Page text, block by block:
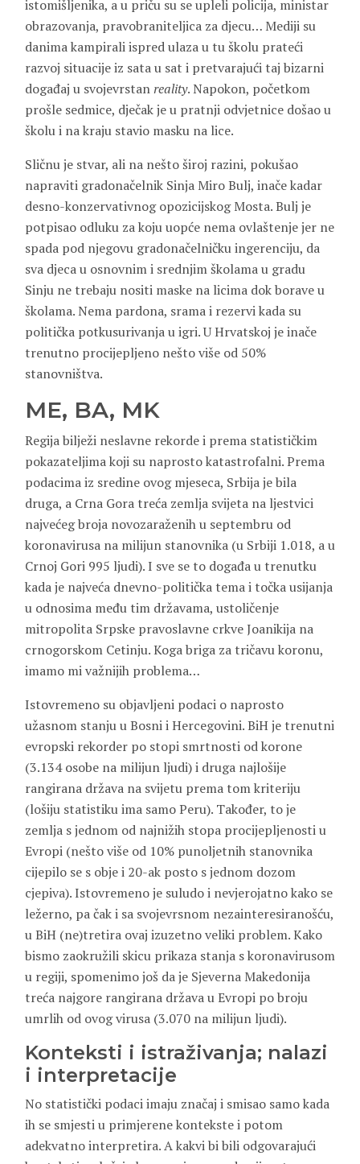
istomišljenika, a u priču su se upleli policija, ministar
obrazovanja, pravobraniteljica za djecu… Mediji su
danima kampirali ispred ulaza u tu školu prateći
razvoj situacije iz sata u sat i pretvarajući taj bizarni
događaj u svojevrstanreality. Napokon, početkom
prošle sedmice, dječak je u pratnji odvjetnice došao u
školu i na kraju stavio masku na lice.
Sličnu je stvar, ali na nešto široj razini, pokušao
napraviti gradonačelnik Sinja Miro Bulj, inače kadar
desno-konzervativnog opozicijskog Mosta. Bulj je
potpisao odluku za koju uopće nema ovlaštenje jer ne
spada pod njegovu gradonačelničku ingerenciju, da
sva djeca u osnovnim i srednjim školama u gradu
Sinju ne trebaju nositi maske na licima dok borave u
školama. Nema pardona, srama i rezervi kada su
politička potkusurivanja u igri. U Hrvatskoj je inače
trenutno procijepljeno nešto više od 50%
stanovništva.
ME, BA, MK
Regija bilježi neslavne rekorde i prema statističkim
pokazateljima koji su naprosto katastrofalni. Prema
podacima iz sredine ovog mjeseca, Srbija je bila
druga, a Crna Gora treća zemlja svijeta na ljestvici
najvećeg broja novozaraženih u septembru od
koronavirusa na milijun stanovnika (u Srbiji 1.018, a u
Crnoj Gori 995 ljudi). I sve se to događa u trenutku
kada je najveća dnevno-politička tema i točka usijanja
u odnosima među tim državama, ustoličenje
mitropolita Srpske pravoslavne crkve Joanikija na
crnogorskom Cetinju. Koga briga za tričavu koronu,
imamo mi važnijih problema…
Istovremeno su objavljeni podaci o naprosto
užasnom stanju u Bosni i Hercegovini. BiH je trenutni
evropski rekorder po stopi smrtnosti od korone
(3.134 osobe na milijun ljudi) i druga najlošije
rangirana država na svijetu prema tom kriteriju
(lošiju statistiku ima samo Peru). Također, to je
zemlja s jednom od najnižih stopa procijepljenosti u
Evropi (nešto više od 10% punoljetnih stanovnika
cijepilo se s obje i 20-ak posto s jednom dozom
cjepiva). Istovremeno je suludo i nevjerojatno kako se
ležerno, pa čak i sa svojevrsnom nezainteresiranošću,
u BiH (ne)tretira ovaj izuzetno veliki problem. Kako
bismo zaokružili skicu prikaza stanja s koronavirusom
u regiji, spomenimo još da je Sjeverna Makedonija
treća najgore rangirana država u Evropi po broju
umrlih od ovog virusa (3.070 na milijun ljudi).
Konteksti i istraživanja; nalazi
i interpretacije
No statistički podaci imaju značaj i smisao samo kada
ih se smjesti u primjerene kontekste i potom
adekvatno interpretira. A kakvi bi bili odgovarajući